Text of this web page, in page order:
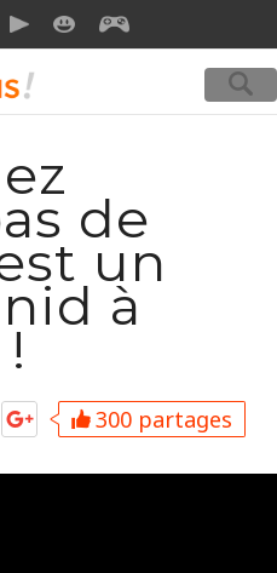
SOOCURIOUSSOOMOTION
SOOSMILE
de
un
à
300 partages